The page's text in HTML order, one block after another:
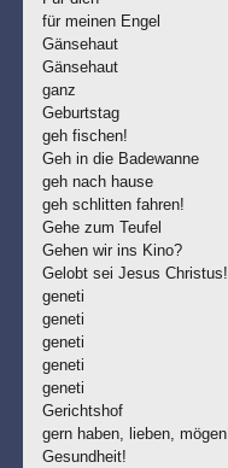
für meinen Engel
Gänsehaut
Gänsehaut
ganz
Geburtstag
geh fischen!
Geh in die Badewanne
geh nach hause
geh schlitten fahren!
Gehe zum Teufel
Gehen wir ins Kino?
Gelobt sei Jesus Christus!
geneti
geneti
geneti
geneti
geneti
Gerichtshof
gern haben, lieben, mögen
Gesundheit!